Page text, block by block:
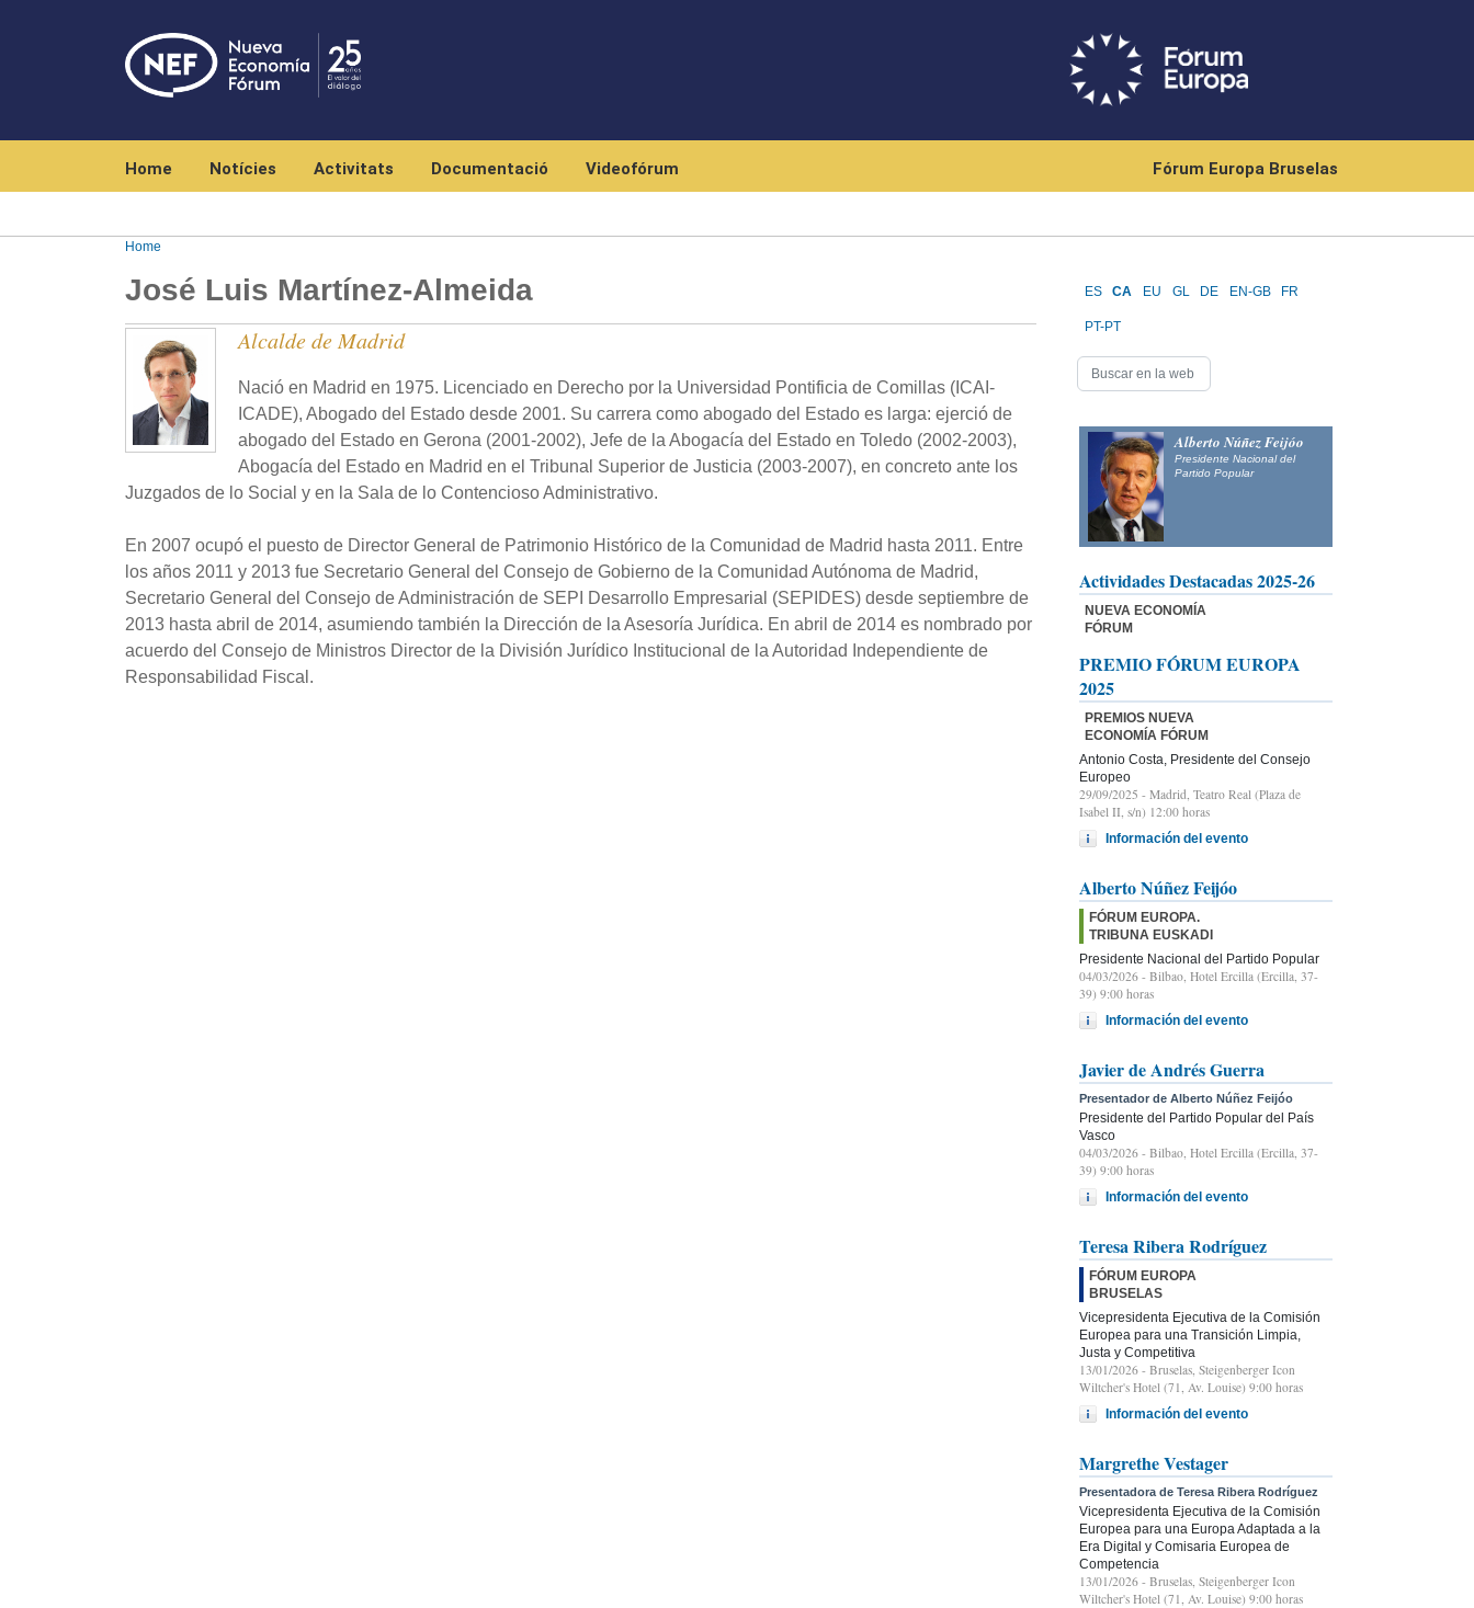
Home Notícies Activitats Documentació Videofórum Fórum Europa Bruselas
Home
José Luis Martínez-Almeida
Alcalde de Madrid
Nació en Madrid en 1975. Licenciado en Derecho por la Universidad Pontificia de Comillas (ICAI-
ICADE), Abogado del Estado desde 2001. Su carrera como abogado del Estado es larga: ejerció de
abogado del Estado en Gerona (2001-2002), Jefe de la Abogacía del Estado en Toledo (2002-2003),
Abogacía del Estado en Madrid en el Tribunal Superior de Justicia (2003-2007), en concreto ante los
Juzgados de lo Social y en la Sala de lo Contencioso Administrativo.
En 2007 ocupó el puesto de Director General de Patrimonio Histórico de la Comunidad de Madrid hasta 2011. Entre
los años 2011 y 2013 fue Secretario General del Consejo de Gobierno de la Comunidad Autónoma de Madrid,
Secretario General del Consejo de Administración de SEPI Desarrollo Empresarial (SEPIDES) desde septiembre de
2013 hasta abril de 2014, asumiendo también la Dirección de la Asesoría Jurídica. En abril de 2014 es nombrado por
acuerdo del Consejo de Ministros Director de la División Jurídico Institucional de la Autoridad Independiente de
Responsabilidad Fiscal.
ES CA EU GL DE EN-GB FR
PT-PT
Alberto Núñez Feijóo
Presidente Nacional del
Partido Popular
Actividades Destacadas 2025-26
NUEVA ECONOMÍA
FÓRUM
PREMIO FÓRUM EUROPA
2025
PREMIOS NUEVA
ECONOMÍA FÓRUM
Antonio Costa, Presidente del Consejo
Europeo
29/09/2025 - Madrid, Teatro Real (Plaza de
Isabel II, s/n) 12:00 horas
Información del evento
Alberto Núñez Feijóo
FÓRUM EUROPA.
TRIBUNA EUSKADI
Presidente Nacional del Partido Popular
04/03/2026 - Bilbao, Hotel Ercilla (Ercilla, 37-
39) 9:00 horas
Información del evento
Javier de Andrés Guerra
Presentador de Alberto Núñez Feijóo
Presidente del Partido Popular del País
Vasco
04/03/2026 - Bilbao, Hotel Ercilla (Ercilla, 37-
39) 9:00 horas
Información del evento
Teresa Ribera Rodríguez
FÓRUM EUROPA
BRUSELAS
Vicepresidenta Ejecutiva de la Comisión
Europea para una Transición Limpia,
Justa y Competitiva
13/01/2026 - Bruselas, Steigenberger Icon
Wiltcher's Hotel (71, Av. Louise) 9:00 horas
Información del evento
Margrethe Vestager
Presentadora de Teresa Ribera Rodríguez
Vicepresidenta Ejecutiva de la Comisión
Europea para una Europa Adaptada a la
Era Digital y Comisaria Europea de
Competencia
13/01/2026 - Bruselas, Steigenberger Icon
Wiltcher's Hotel (71, Av. Louise) 9:00 horas